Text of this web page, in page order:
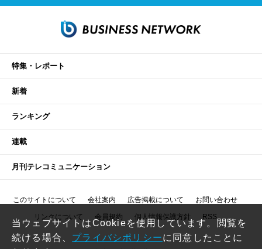
特集・レポート
新着
ランキング
連載
月刊テレコミュニケーション
このサイトについて 会社案内 広告掲載について お問い合わせ
リンクについて 会員規約 個人情報保護方針 RSS
当ウェブサイトはCookieを使用しています。閲覧を
続ける場合、 プライバシポリシーに同意したことに